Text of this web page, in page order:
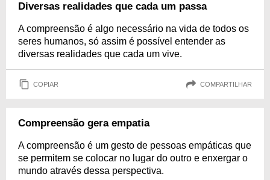
Diversas realidades que cada um passa
A compreensão é algo necessário na vida de todos os
seres humanos, só assim é possível entender as
diversas realidades que cada um vive.
COPIAR COMPARTILHAR
Compreensão gera empatia
A compreensão é um gesto de pessoas empáticas que
se permitem se colocar no lugar do outro e enxergar o
mundo através dessa perspectiva.